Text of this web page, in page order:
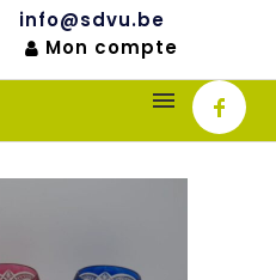
info@sdvu.be
Mon compte